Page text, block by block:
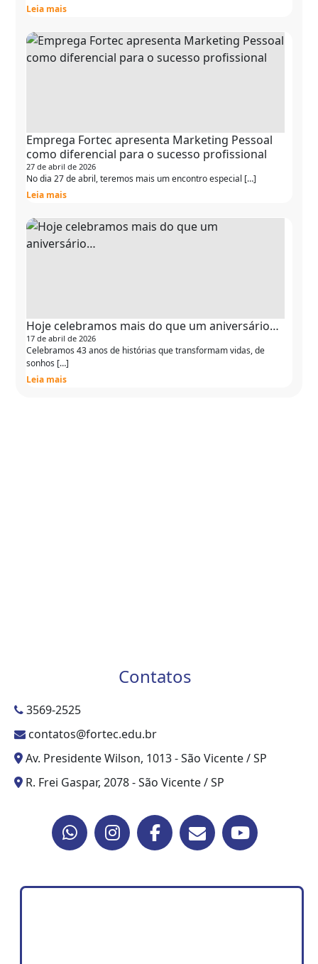
Leia mais
Emprega Fortec apresenta Marketing Pessoal
como diferencial para o sucesso profissional
27 de abril de 2026
No dia 27 de abril, teremos mais um encontro especial […]
Leia mais
Hoje celebramos mais do que um aniversário…
17 de abril de 2026
Celebramos 43 anos de histórias que transformam vidas, de
sonhos […]
Leia mais
Contatos
3569-2525
contatos@fortec.edu.br
Av. Presidente Wilson, 1013 - São Vicente / SP
R. Frei Gaspar, 2078 - São Vicente / SP